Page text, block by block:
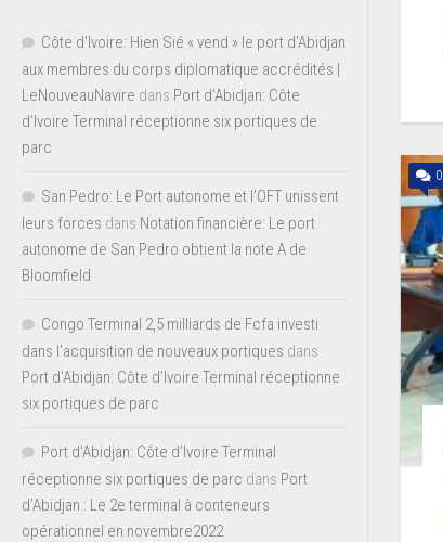
0
Côte d'Ivoire: Hien Sié « vend » le port d'Abidjan
aux membres du corps diplomatique accrédités |
LeNouveauNavire dans Port d’Abidjan: Côte
d’Ivoire Terminal réceptionne six portiques de
parc
San Pedro: Le Port autonome et l’OFT unissent
leurs forces dans Notation financière: Le port
autonome de San Pedro obtient la note A de
Bloomfield
Congo Terminal 2,5 milliards de Fcfa investi
dans l’acquisition de nouveaux portiques dans
Port d’Abidjan: Côte d’Ivoire Terminal réceptionne
six portiques de parc
Port d'Abidjan: Côte d’Ivoire Terminal
réceptionne six portiques de parc dans Port
d’Abidjan : Le 2e terminal à conteneurs
opérationnel en novembre2022